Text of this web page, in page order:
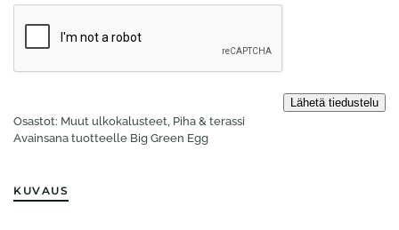
Osastot: Muut ulko­kalusteet, Piha & terassi
Avainsana tuotteelle Big Green Egg
KUVAUS